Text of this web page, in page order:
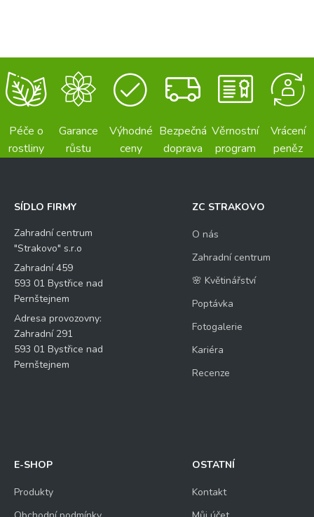
Péče o
rostliny
Garance
růstu
Výhodné
ceny
Bezpečná
doprava
Věrnostní
program
Vrácení
peněz
SÍDLO FIRMY
Zahradní centrum
"Strakovo" s.r.o
Zahradní 459
593 01 Bystřice nad
Pernštejnem
Adresa provozovny:
Zahradní 291
593 01 Bystřice nad
Pernštejnem
ZC STRAKOVO
O nás
Zahradní centrum
🌸 Květinářství
Poptávka
Fotogalerie
Kariéra
Recenze
E-SHOP
Produkty
OSTATNÍ
Kontakt